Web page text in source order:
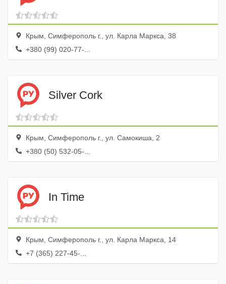
Крым, Симферополь г., ул. Карла Маркса, 38
+380 (99) 020-77-...
Silver Cork
Крым, Симферополь г., ул. Самокиша, 2
+380 (50) 532-05-...
In Time
Крым, Симферополь г., ул. Карла Маркса, 14
+7 (365) 227-45-...